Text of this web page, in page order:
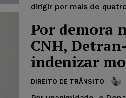
dirigir por mais de
Por demora
CNH,
indenizar
DIREITO DE TRÂNSITO